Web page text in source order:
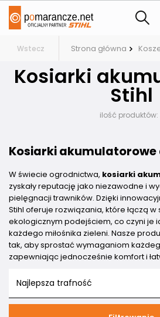
Wstecz Strona główna
Kosiarki
Stihl
ilość produktów:
Kosiarki
W świecie ogrodnictwa, kosiarki
zyskały reputację jako niezawodne i
pielęgnacji trawników. Dzięki
Stihl oferuje rozwiązania, które łączą
ekologicznym podejściem, co czyni je
każdego miłośnika zieleni. Nasze
tak, aby sprostać wymaganiom
zapewniając jednocześnie komfort i
Najlepsza trafność